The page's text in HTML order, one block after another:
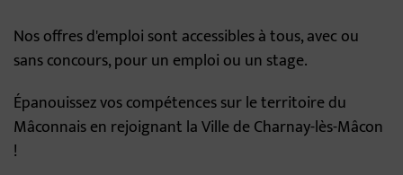
Nos offres d'emploi sont accessibles à tous, avec ou
sans concours, pour un emploi ou un stage.
Épanouissez vos compétences sur le territoire du
Mâconnais en rejoignant la Ville de Charnay-lès-Mâcon
!